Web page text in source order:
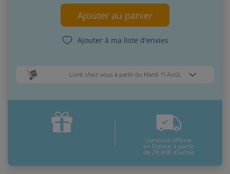
Ajouter au panier
Ajouter à ma liste d'envies
Livré chez vous à partir du Mardi 11 Août.
Jeudi 13 Août Mardi 11 Août
* Pour une livraison en France métropolitaine+ d'infos
Livraison offerte
en France à partir
de 29,90€ d'achat